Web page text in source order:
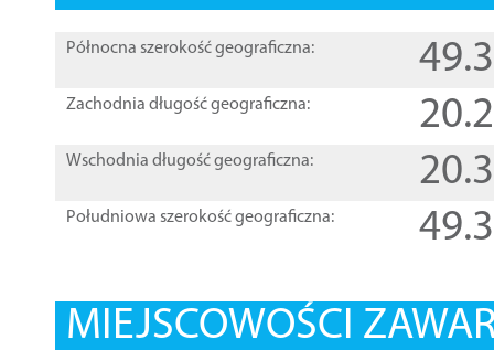
Północna szerokość geograficzna:
Zachodnia długość geograficzna:
Wschodnia długość geograficzna:
Południowa szerokość geograficzna:
MIEJSCOWOŚCI